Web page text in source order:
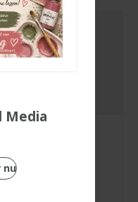
Artikelnr. 3000/0086
Media
nu